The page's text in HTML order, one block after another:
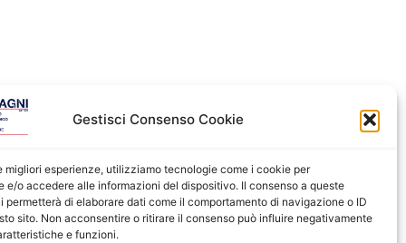
Gestisci Consenso Cookie
migliori esperienze, utilizziamo tecnologie come i cookie per
e/o accedere alle informazioni del dispositivo. Il consenso a queste
permetterà di elaborare dati come il comportamento di navigazione o ID
sito. Non acconsentire o ritirare il consenso può influire negativamente
e funzioni.